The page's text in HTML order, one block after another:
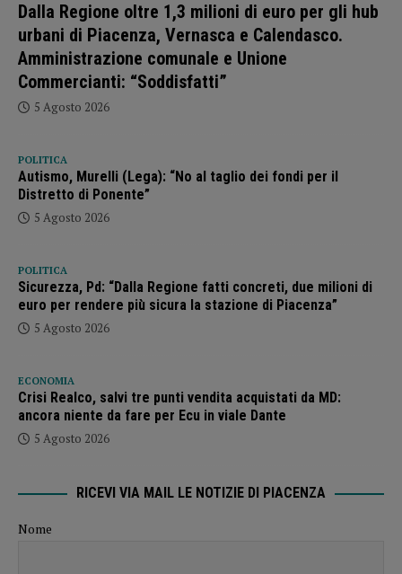
Dalla Regione oltre 1,3 milioni di euro per gli hub
urbani di Piacenza, Vernasca e Calendasco.
Amministrazione comunale e Unione
Commercianti: “Soddisfatti”
5 Agosto 2026
POLITICA
Autismo, Murelli (Lega): “No al taglio dei fondi per il
Distretto di Ponente”
5 Agosto 2026
POLITICA
Sicurezza, Pd: “Dalla Regione fatti concreti, due milioni di
euro per rendere più sicura la stazione di Piacenza”
5 Agosto 2026
ECONOMIA
Crisi Realco, salvi tre punti vendita acquistati da MD:
ancora niente da fare per Ecu in viale Dante
5 Agosto 2026
RICEVI VIA MAIL LE NOTIZIE DI PIACENZA
Nome